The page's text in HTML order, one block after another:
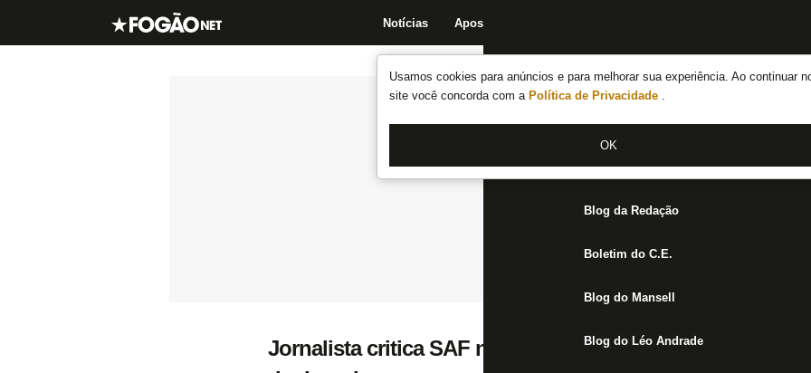
Usamos cookies para anúncios e para melhorar sua experiência. Ao continuar
site você concorda com a Política de Privacidade .
OK
Notícias Apostas
Notícias do Botafogo
Fórum
Jogos
Blog da Redação
Boletim do C.E.
Blog do Mansell
Blog do Léo Andrade
Jornalista critica SAF no futebol brasileiro: ‘Aberração.